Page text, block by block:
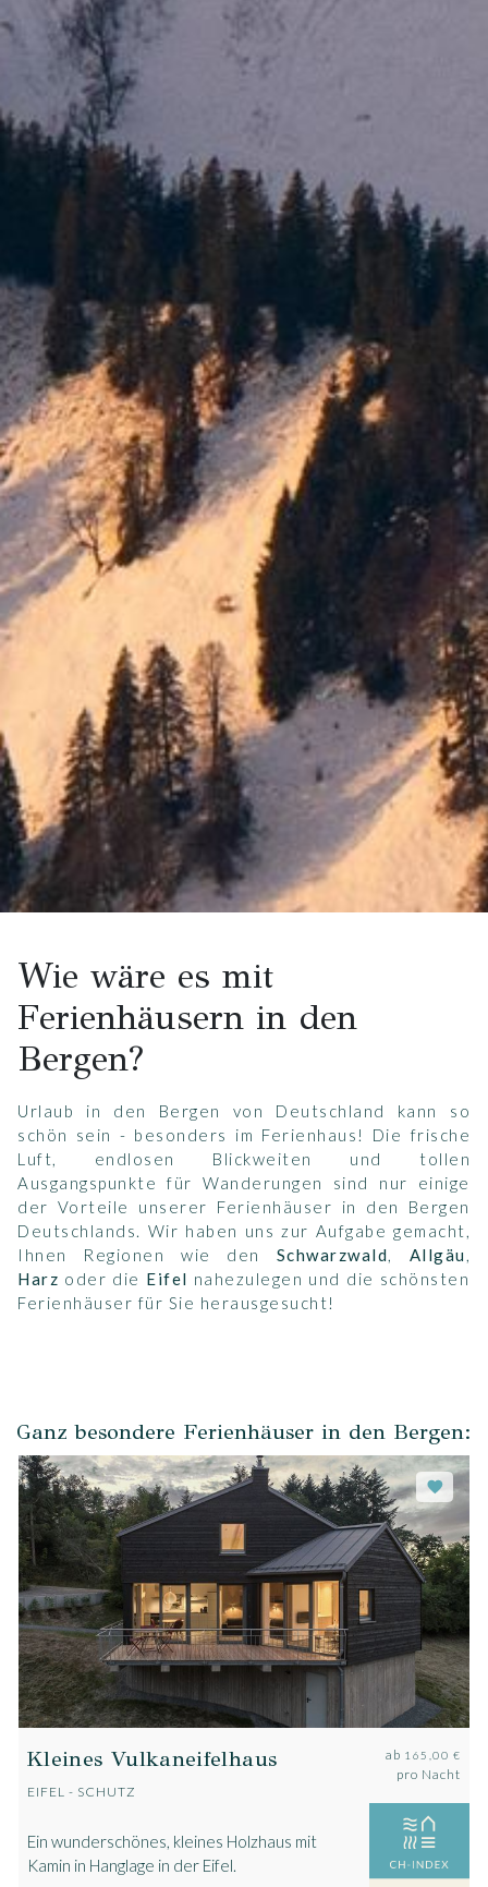
Wie wäre es mit
Ferienhäusern in den
Bergen?
Urlaub in den Bergen von Deutschland kann so
schön sein - besonders im Ferienhaus! Die frische
Luft, endlosen Blickweiten und tollen
Ausgangspunkte für Wanderungen sind nur einige
der Vorteile unserer Ferienhäuser in den Bergen
Deutschlands. Wir haben uns zur Aufgabe gemacht,
Ihnen Regionen wie den Schwarzwald, Allgäu,
Harz oder die Eifel nahezulegen und die schönsten
Ferienhäuser für Sie herausgesucht!
Ganz besondere Ferienhäuser in den Bergen:
Kleines Vulkaneifelhaus
EIFEL - SCHUTZ
Ein wunderschönes, kleines Holzhaus mit
Kamin in Hanglage in der Eifel.
ab 165,00 €
pro Nacht